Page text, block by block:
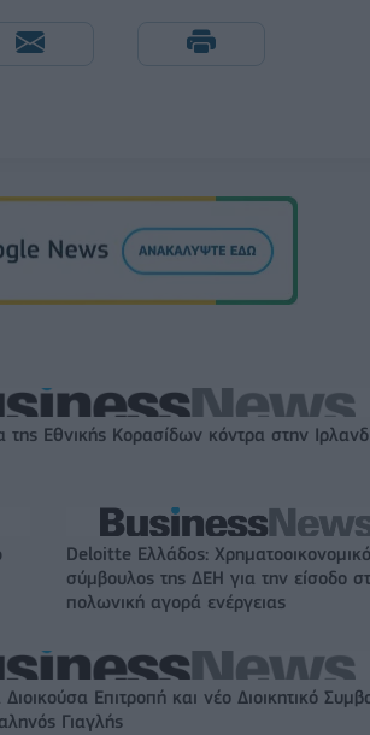
της Εθνικής Κορασίδων κόντρα στην
Deloitte Ελλάδος:
σύμβουλος της ΔΕΗ για την είσοδο
πολωνική αγορά ενέργειας
Επιτροπή και νέο Διοικητικό
Γιαγλής